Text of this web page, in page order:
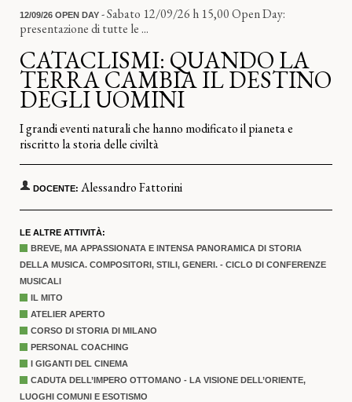
12/09/26 OPEN DAY - Sabato 12/09/26 h 15,00 Open Day:
presentazione di tutte le ...
CATACLISMI: QUANDO LA
TERRA CAMBIA IL DESTINO
DEGLI UOMINI
I grandi eventi naturali che hanno modificato il pianeta e
riscritto la storia delle civiltà
DOCENTE: Alessandro Fattorini
LE ALTRE ATTIVITÀ:
BREVE, MA APPASSIONATA E INTENSA PANORAMICA DI STORIA
DELLA MUSICA. COMPOSITORI, STILI, GENERI. - CICLO DI CONFERENZE
MUSICALI
IL MITO
ATELIER APERTO
CORSO DI STORIA DI MILANO
PERSONAL COACHING
I GIGANTI DEL CINEMA
CADUTA DELL’IMPERO OTTOMANO - LA VISIONE DELL’ORIENTE,
LUOGHI COMUNI E ESOTISMO